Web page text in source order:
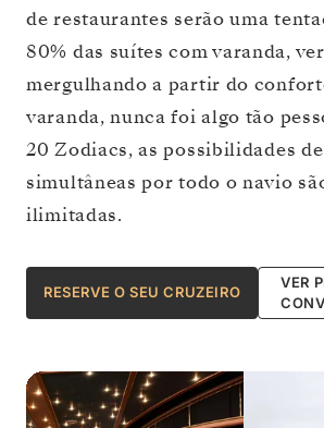
de restaurantes serão uma
80% das suítes com varanda,
mergulhando a partir do
varanda, nunca foi algo tão
20 Zodiacs, as possibilidades
simultâneas por todo o navio
ilimitadas.
RESERVE O SEU CRUZEIRO
VER